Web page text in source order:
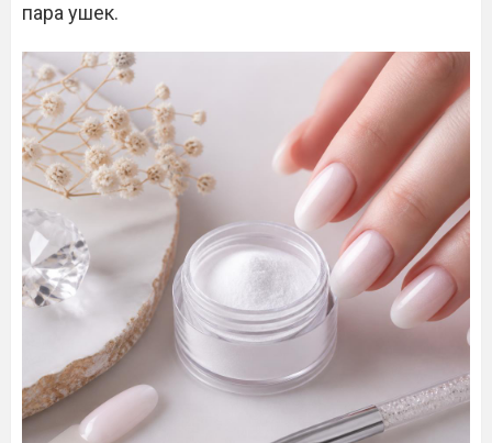
пара ушек.